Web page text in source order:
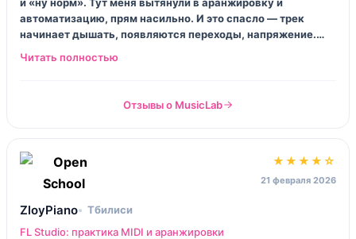
автоматизацию, прям насильно. И это спасло — трек
начинает дышать, появляются переходы, напряжение.
Отзывы о MusicLab
★★★★☆
21 февраля 2026
ZloyPiano
Тбилиси
FL Studio: практика MIDI и аранжировки